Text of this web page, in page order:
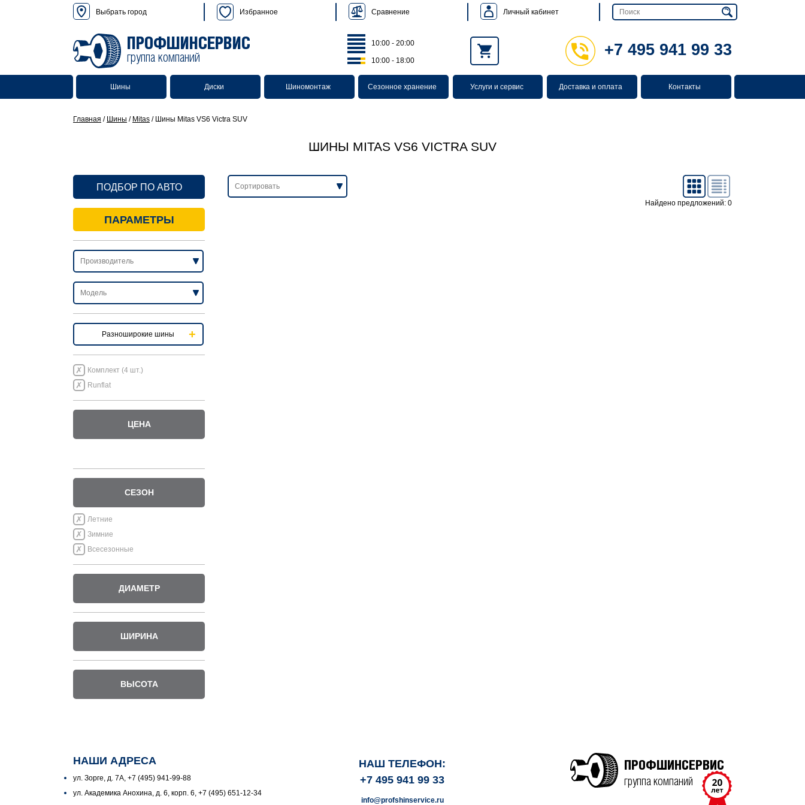
Выбрать город Избранное Сравнение Личный кабинет
ПРОФШИНСЕРВИС
группа компаний
10:00 - 20:00
10:00 - 18:00
+7 495 941 99 33
Шины Диски Шиномонтаж Сезонное хранение Услуги и сервис Доставка и оплата Контакты
Главная / Шины / Mitas / Шины Mitas VS6 Victra SUV
ШИНЫ MITAS VS6 VICTRA SUV
ПОДБОР ПО АВТО
ПАРАМЕТРЫ
Разноширокие шины
Комплект (4 шт.)
Runflat
ЦЕНА
СЕЗОН
Летние
Зимние
Всесезонные
ДИАМЕТР
ШИРИНА
ВЫСОТА
Найдено предложений: 0
НАШИ АДРЕСА
ул. Зорге, д. 7А, +7 (495) 941-99-88
ул. Академика Анохина, д. 6, корп. 6, +7 (495) 651-12-34
НАШ ТЕЛЕФОН:
+7 495 941 99 33
info@profshinservice.ru
ПРОФШИНСЕРВИС
группа компаний